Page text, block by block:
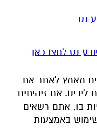
בו, אתם רשאים